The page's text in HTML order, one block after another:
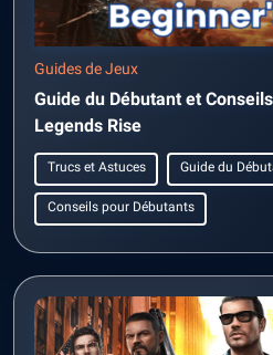
Guides de Jeux
Guide du Débutant et
Legends Rise
Trucs et Astuces Guide du
Conseils pour Débutants